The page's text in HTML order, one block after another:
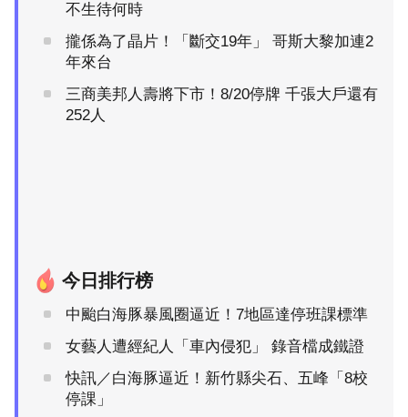
不生待何時
攏係為了晶片！「斷交19年」 哥斯大黎加連2
年來台
三商美邦人壽將下市！8/20停牌 千張大戶還有
252人
今日排行榜
中颱白海豚暴風圈逼近！7地區達停班課標準
女藝人遭經紀人「車內侵犯」 錄音檔成鐵證
快訊／白海豚逼近！新竹縣尖石、五峰「8校
停課」